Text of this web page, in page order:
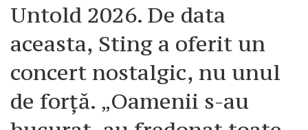
Untold 2026. De data
aceasta, Sting a oferit un
concert nostalgic, nu unul
de forță. „Oamenii s-au